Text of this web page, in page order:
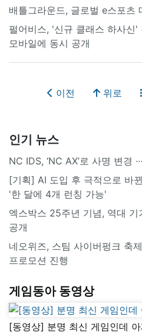
배틀그라운드, 글로벌 e스포츠
펄어비스, '신규 클래스 하사신'
모바일에 동시 공개
이전 위로
인기 뉴스
NC IDS, ‘NC AX’로 사명 변경
[기획] AI 도입 후 극적으로 바
'한 달에 4개 런칭 가능'
엑스박스 25주년 기념, 역대 기
공개
네오위즈, 스팀 사이버펑크 축제
프로모션 진행
게임동아 동영상
[동영상] 분명 최신 게임인데